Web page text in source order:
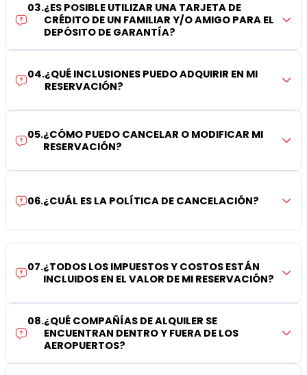
03.¿ES POSIBLE UTILIZAR UNA TARJETA DE
CRÉDITO DE UN FAMILIAR Y/O AMIGO PARA EL
DEPÓSITO DE GARANTÍA?
04.¿QUÉ INCLUSIONES PUEDO ADQUIRIR EN MI
RESERVACIÓN?
05.¿CÓMO PUEDO CANCELAR O MODIFICAR MI
RESERVACIÓN?
06.¿CUÁL ES LA POLÍTICA DE CANCELACIÓN?
07.¿TODOS LOS IMPUESTOS Y COSTOS ESTÁN
INCLUIDOS EN EL VALOR DE MI RESERVACIÓN?
08.¿QUÉ COMPAÑÍAS DE ALQUILER SE
ENCUENTRAN DENTRO Y FUERA DE LOS
AEROPUERTOS?